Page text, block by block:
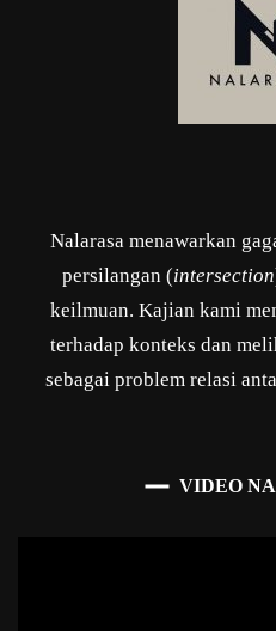
Nalarasa menawarkan
persilangan (intersection
keilmuan. Kajian kami
terhadap konteks dan
sebagai problem relasi
VIDEO